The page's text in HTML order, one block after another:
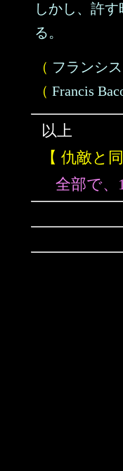
しかし、許
る。
（ フランシ
（ Francis
以上
【 仇敵と
全部で、